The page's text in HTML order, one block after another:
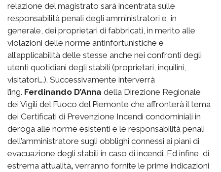
relazione del magistrato sarà incentrata sulle
responsabilità penali degli amministratori e, in
generale, dei proprietari di fabbricati, in merito alle
violazioni delle norme antinfortunistiche e
all’applicabilità delle stesse anche nei confronti degli
utenti quotidiani degli stabili (proprietari, inquilini,
visitatori….). Successivamente interverrà
l’ing. Ferdinando D’Anna della Direzione Regionale
dei Vigili del Fuoco del Piemonte che affronterà il tema
dei Certificati di Prevenzione Incendi condominiali in
deroga alle norme esistenti e le responsabilità penali
dell’amministratore sugli obblighi connessi ai piani di
evacuazione degli stabili in caso di incendi. Ed infine, di
estrema attualità, verranno fornite le prime indicazioni